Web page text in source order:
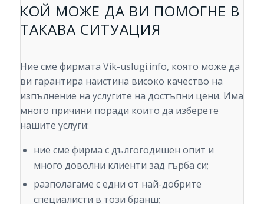
КОЙ МОЖЕ ДА ВИ ПОМОГНЕ В
ТАКАВА СИТУАЦИЯ
Ние сме фирмата Vik-uslugi.info, която може да
ви гарантира наистина високо качество на
изпълнение на услугите на достъпни цени. Има
много причини поради които да изберете
нашите услуги:
ние сме фирма с дългогодишен опит и
много доволни клиенти зад гърба си;
разполагаме с едни от най-добрите
специалисти в този бранш;